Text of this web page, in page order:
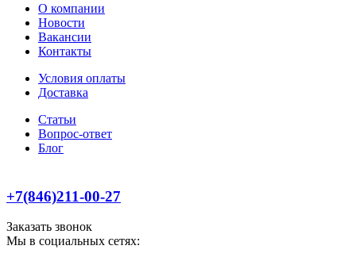
О компании
Новости
Вакансии
Контакты
Условия оплаты
Доставка
Статьи
Вопрос-ответ
Блог
+7(846)211-00-27
Заказать звонок
Мы в социальных сетях: